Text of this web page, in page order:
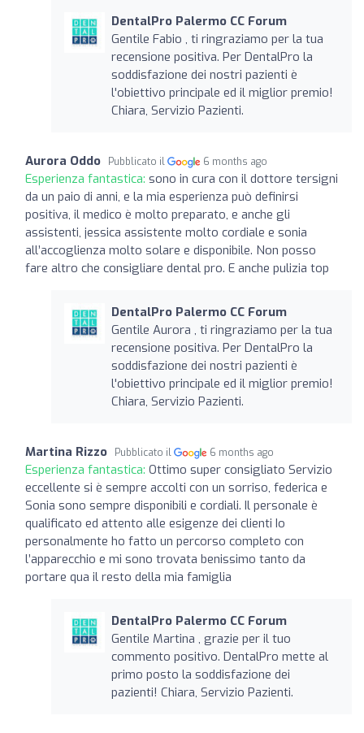
DentalPro Palermo CC Forum
Gentile Fabio , ti ringraziamo per la tua
recensione positiva. Per DentalPro la
soddisfazione dei nostri pazienti è
l'obiettivo principale ed il miglior premio!
Chiara, Servizio Pazienti.
Aurora Oddo Pubblicato il 6 months ago
Esperienza fantastica: sono in cura con il dottore tersigni
da un paio di anni, e la mia esperienza può definirsi
positiva, il medico è molto preparato, e anche gli
assistenti, jessica assistente molto cordiale e sonia
all’accoglienza molto solare e disponibile. Non posso
fare altro che consigliare dental pro. E anche pulizia top
DentalPro Palermo CC Forum
Gentile Aurora , ti ringraziamo per la tua
recensione positiva. Per DentalPro la
soddisfazione dei nostri pazienti è
l'obiettivo principale ed il miglior premio!
Chiara, Servizio Pazienti.
Martina Rizzo Pubblicato il 6 months ago
Esperienza fantastica: Ottimo super consigliato Servizio
eccellente si è sempre accolti con un sorriso, federica e
Sonia sono sempre disponibili e cordiali. Il personale è
qualificato ed attento alle esigenze dei clienti Io
personalmente ho fatto un percorso completo con
l’apparecchio e mi sono trovata benissimo tanto da
portare qua il resto della mia famiglia
DentalPro Palermo CC Forum
Gentile Martina , grazie per il tuo
commento positivo. DentalPro mette al
primo posto la soddisfazione dei
pazienti! Chiara, Servizio Pazienti.